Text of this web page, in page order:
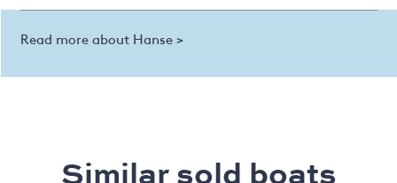
Read more about Hanse >
Similar sold boats